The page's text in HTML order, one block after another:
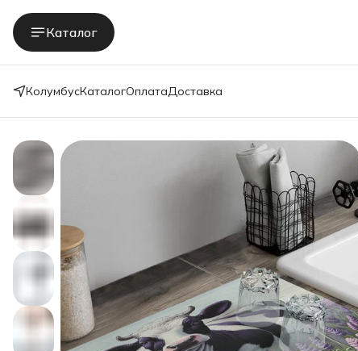
Каталог
КолумбусКаталогОплатаДоставка